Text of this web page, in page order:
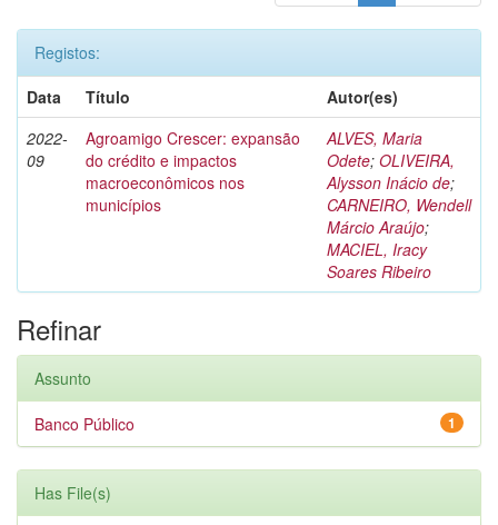
Registos:
Data
Título
Autor(es)
2022-
09
Agroamigo Crescer: expansão
do crédito e impactos
macroeconômicos nos
municípios
ALVES, Maria
Odete; OLIVEIRA,
Alysson Inácio de;
CARNEIRO, Wendell
Márcio Araújo;
MACIEL, Iracy
Soares Ribeiro
Refinar
Assunto
1
Banco Público
Has File(s)